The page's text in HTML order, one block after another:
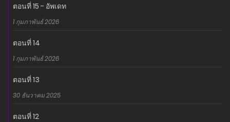
ตอนที่ 15 - อัพเดท
1 กุมภาพันธ์ 2026
ตอนที่ 14
1 กุมภาพันธ์ 2026
ตอนที่ 13
30 ธันวาคม 2025
ตอนที่ 12